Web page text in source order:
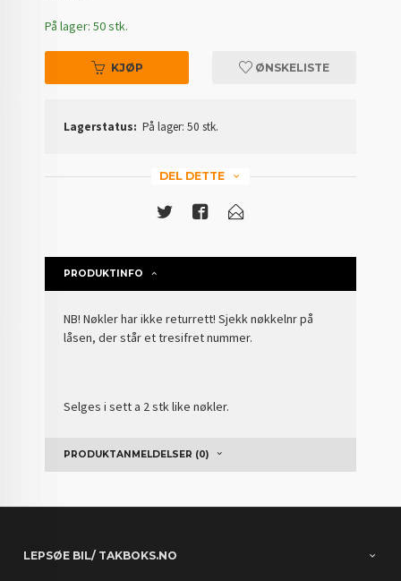
På lager: 50 stk.
KJØP ØNSKELISTE
Lagerstatus: På lager: 50 stk.
DEL DETTE
PRODUKTINFO
NB! Nøkler har ikke returrett! Sjekk nøkkelnr på
låsen, der står et tresifret nummer.
Selges i sett a 2 stk like nøkler.
PRODUKTANMELDELSER (0)
LEPSØE BIL/ TAKBOKS.NO